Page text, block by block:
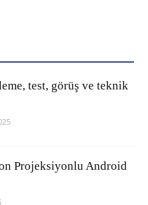
test, görüş ve teknik
Projeksiyonlu Android